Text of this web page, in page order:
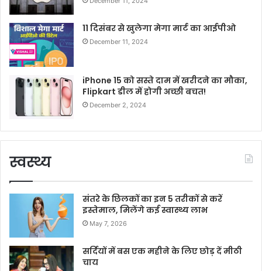
11 दिसंबर से खुलेगा मेगा मार्ट का आईपीओ
December 11, 2024
iPhone 15 को सस्ते दाम में खरीदने का मौका,
Flipkart डील में होगी अच्छी बचत!
December 2, 2024
स्वस्थ्य
संतरे के छिलकों का इन 5 तरीकों से करें
इस्तेमाल, मिलेंगे कई स्वास्थ्य लाभ
May 7, 2026
सर्दियों में बस एक महीने के लिए छोड़ दें मीठी
चाय